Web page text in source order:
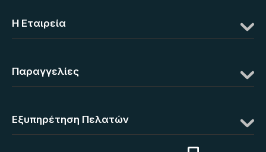
Η Eταιρεία
Παραγγελίες
Εξυπηρέτηση Πελατών